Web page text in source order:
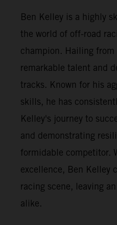
Ben Kelley is a highly
the world of off-road
champion. Hailing from
remarkable talent and
tracks. Known for his
skills, he has
Kelley's journey to
and demonstrating
formidable competitor.
excellence, Ben Kelley
racing scene, leaving
alike.